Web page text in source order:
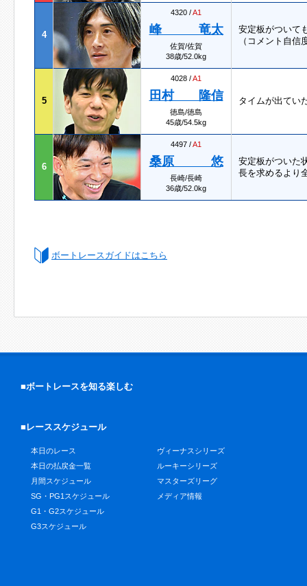
4
4320 /A1
峰 竜太
佐賀/佐賀
38歳/52.0kg
安定板がついて
（コメント自
5
4028 /A1
田村 隆信
徳島/徳島
45歳/54.5kg
タイムが出てい
6
4497 /A1
桑原 悠
長崎/長崎
36歳/52.0kg
安定板がついた
長を求めるより
ボートレースガイドはこちら
■ボートレースを知る楽しむ
■レーススケジュール
本日のレース
本日の払戻金一覧
月間スケジュール
SG・PG1スケジュール
G1・G2スケジュール
G3スケジュール
ヴィーナスシリーズ
ルーキーシリーズ
マスターズリーグ
メディア情報